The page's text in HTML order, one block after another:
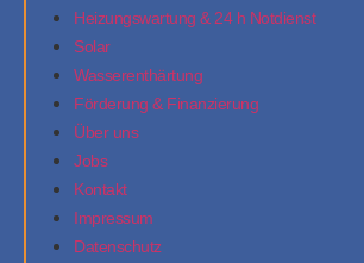
Heizungswartung & 24 h Notdienst
Solar
Wasserenthärtung
Förderung & Finanzierung
Über uns
Jobs
Kontakt
Impressum
Datenschutz